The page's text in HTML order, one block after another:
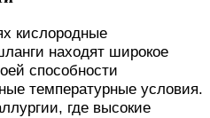
кислородные
находят широкое
способности
температурные условия.
где высокие